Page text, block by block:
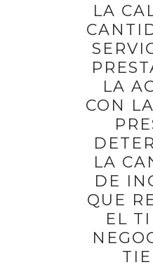
LA
LA
CON
LA
DE
QUE
EL